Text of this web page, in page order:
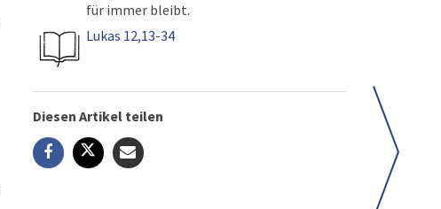
für immer bleibt.
Lukas 12,13-34
Diesen Artikel teilen